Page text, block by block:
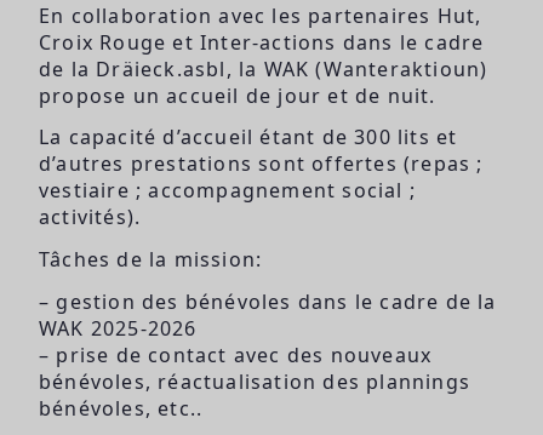
En collaboration avec les partenaires Hut,
Croix Rouge et Inter-actions dans le cadre
de la Dräieck.asbl, la WAK (Wanteraktioun)
propose un accueil de jour et de nuit.
La capacité d’accueil étant de 300 lits et
d’autres prestations sont offertes (repas ;
vestiaire ; accompagnement social ;
activités).
Tâches de la mission:
– gestion des bénévoles dans le cadre de la
WAK 2025-2026
– prise de contact avec des nouveaux
bénévoles, réactualisation des plannings
bénévoles, etc..